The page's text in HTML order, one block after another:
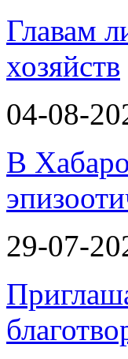
Главам
хозяйств
04-08-
В
29-07-